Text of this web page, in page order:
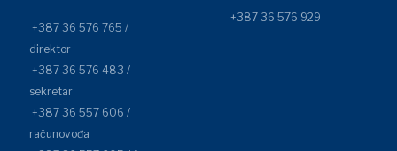
+387 36 576 765 /
direktor
+387 36 576 483 /
sekretar
+387 36 557 606 /
računovođa
+387 36 576 929